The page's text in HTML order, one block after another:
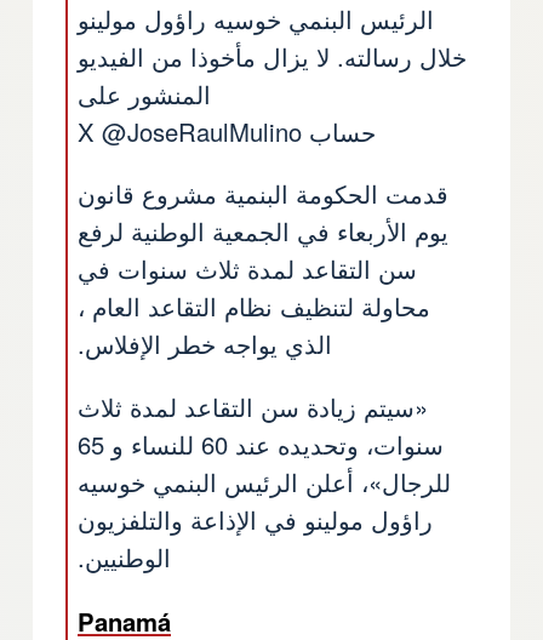
الرئيس البنمي خوسيه راؤول مولينو
خلال رسالته. لا يزال مأخوذا من الفيديو
المنشور على
حساب X @JoseRaulMulino
قدمت الحكومة البنمية مشروع قانون
يوم الأربعاء في الجمعية الوطنية لرفع
سن التقاعد لمدة ثلاث سنوات في
محاولة لتنظيف نظام التقاعد العام ،
الذي يواجه خطر الإفلاس.
«سيتم زيادة سن التقاعد لمدة ثلاث
سنوات، وتحديده عند 60 للنساء و 65
للرجال»، أعلن الرئيس البنمي خوسيه
راؤول مولينو في الإذاعة والتلفزيون
الوطنيين.
Panamá